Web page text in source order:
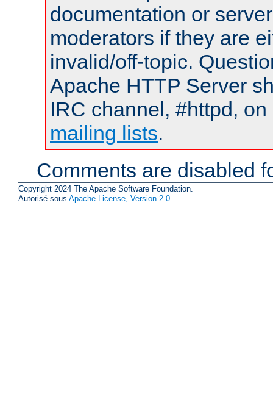
documentation or
moderators if they are
invalid/off-topic.
Apache HTTP Server
IRC channel, #httpd,
mailing lists.
Comments are disabled
Copyright 2024 The Apache Software Foundation.
Autorisé sous Apache License, Version 2.0.